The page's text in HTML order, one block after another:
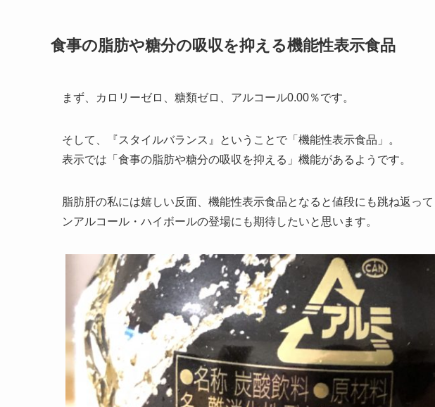
食事の脂肪や糖分の吸収を抑える機能性表示食品
まず、カロリーゼロ、糖類ゼロ、アルコール0.00％です。
そして、『スタイルバランス』ということで「機能性表示食品」。
表示では「食事の脂肪や糖分の吸収を抑える」機能があるようです。
脂肪肝の私には嬉しい反面、機能性表示食品となると値段にも跳ね返っ
ンアルコール・ハイボールの登場にも期待したいと思います。